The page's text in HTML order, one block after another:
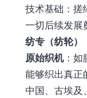
技术基础：搓
一切后续发展
纺专（纺轮）
原始织机：如
能够织出真正
中国、古埃及